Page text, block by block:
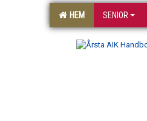
HEM SENIOR